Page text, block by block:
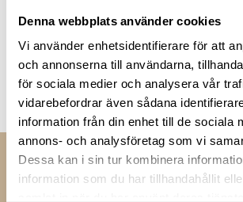
Denna webbplats använder cookies
Vi använder enhetsidentifierare för att
och annonserna till användarna,
för sociala medier och analysera vår
vidarebefordrar även sådana
information från din enhet till de sociala
annons- och analysföretag som vi
Dessa kan i sin tur kombinera
information som du har tillhandahållit
Genom att registera dig godkänner du våravillkor .